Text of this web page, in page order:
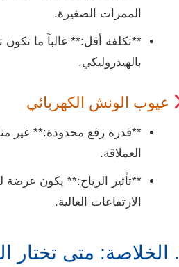
الممرات الصغيرة.
**تكلفة أقل:** غالباً ما تكون
بالهيدروليكي.
عيوب الونش الكهربائي
**قدرة رفع محدودة:** غير
العملاقة.
**تأثير الرياح:** يكون عرضة
الارتفاعات العالية.
3. الخلاصة: متى تختار